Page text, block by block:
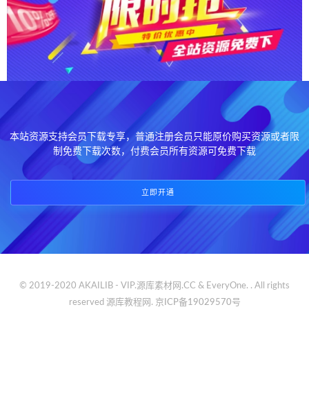
本站资源支持会员下载专享，普通注册会员只能原价购买资源或者限
制免费下载次数，付费会员所有资源可免费下载
立即开通
© 2019-2020 AKAILIB - VIP.源库素材网.CC & EveryOne. . All rights
reserved 源库教程网. 京ICP备19029570号